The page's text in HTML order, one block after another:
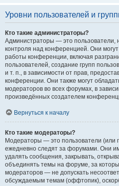
Уровни пользователей и
Кто такие администраторы?
Администраторы — это
контроля над конференцией. Они
работы конференции, включая
пользователей, создание групп
и т. п., в зависимости от прав,
конференции. Они также могут
модераторов во всех форумах, в
произведённых создателем
Вернуться к началу
Кто такие модераторы?
Модераторы — это пользователи (или
ежедневно следят за форумами. Они
удалять сообщения, закрывать,
объединять темы на форуме, за
модераторов — не допускать
обсуждаемым темам (оффтопик),